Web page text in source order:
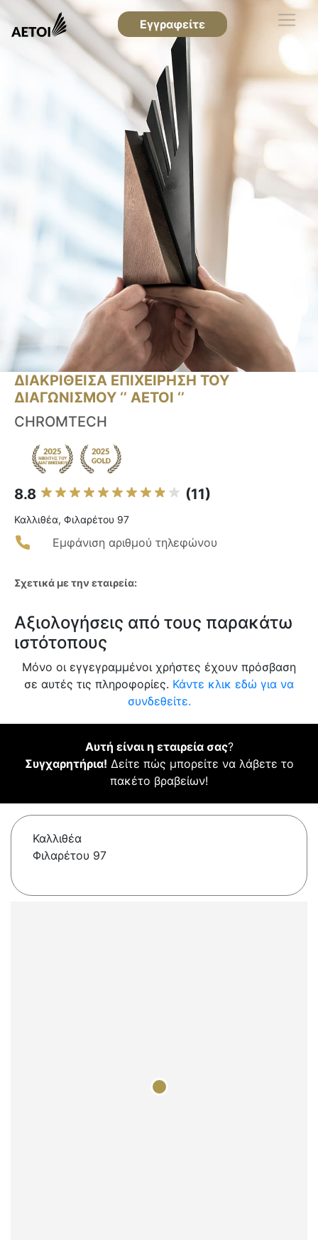
Εγγραφείτε
ΔΙΑΚΡΙΘΕΙΣΑ ΕΠΙΧΕΙΡΗΣΗ ΤΟΥ
ΔΙΑΓΩΝΙΣΜΟΥ ‘’ ΑΕΤΟΙ ‘’
CHROMTECH
8.8 (11)
Καλλιθέα, Φιλαρέτου 97
Εμφάνιση αριθμού τηλεφώνου
Σχετικά με την εταιρεία:
Αξιολογήσεις από τους παρακάτω
ιστότοπους
Μόνο οι εγγεγραμμένοι χρήστες έχουν πρόσβαση
σε αυτές τις πληροφορίες. Κάντε κλικ εδώ για να
συνδεθείτε.
Αυτή είναι η εταιρεία σας?
Συγχαρητήρια! Δείτε πώς μπορείτε να λάβετε το
πακέτο βραβείων!
Καλλιθέα
Φιλαρέτου 97